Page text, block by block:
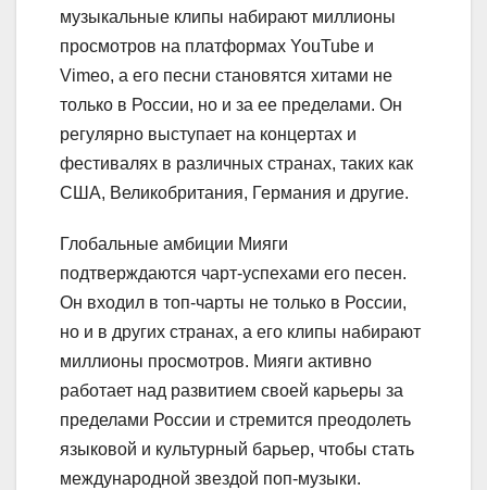
музыкальные клипы набирают миллионы
просмотров на платформах YouTube и
Vimeo, а его песни становятся хитами не
только в России, но и за ее пределами. Он
регулярно выступает на концертах и
фестивалях в различных странах, таких как
США, Великобритания, Германия и другие.
Глобальные амбиции Мияги
подтверждаются чарт-успехами его песен.
Он входил в топ-чарты не только в России,
но и в других странах, а его клипы набирают
миллионы просмотров. Мияги активно
работает над развитием своей карьеры за
пределами России и стремится преодолеть
языковой и культурный барьер, чтобы стать
международной звездой поп-музыки.